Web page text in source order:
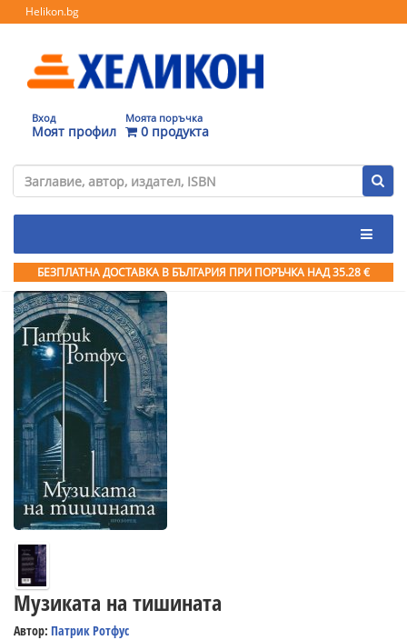
Helikon.bg
Вход
Моят профил
Моята поръчка
0 продукта
БЕЗПЛАТНА ДОСТАВКА В БЪЛГАРИЯ ПРИ ПОРЪЧКА НАД 35.28 €
Музиката на тишината
Автор: Патрик Ротфус